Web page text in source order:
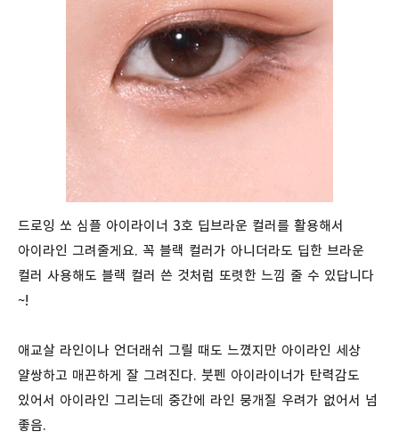
드로잉 쏘 심플 아이라이너 3호 딥브라운 컬러를 활용해서
아이라인 그려줄게요. 꼭 블랙 컬러가 아니더라도 딥한 브라운
컬러 사용해도 블랙 컬러 쓴 것처럼 또렷한 느낌 줄 수 있답니다
~!
애교살 라인이나 언더래쉬 그릴 때도 느꼈지만 아이라인 세상
얄쌍하고 매끈하게 잘 그려진다. 붓펜 아이라이너가 탄력감도
있어서 아이라인 그리는데 중간에 라인 뭉개질 우려가 없어서 넘
좋음.